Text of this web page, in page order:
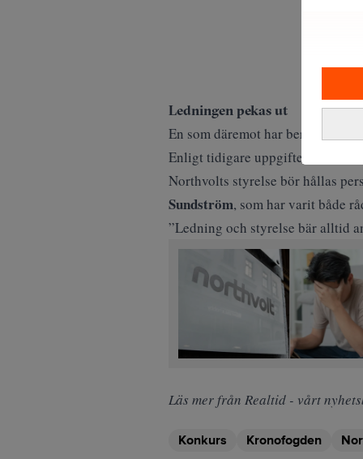
Ledningen pekas ut
En som däremot harberikat sig
Enligt tidigare uppgifter från
Northvolts styrelse bör hållas
Sundström, som har varit både
”Ledning och styrelse bär alltid
Läs mer från Realtid - vårt
Konkurs Kronofogden